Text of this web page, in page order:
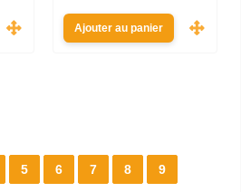
Ajouter au panier
5 6 7 8 9